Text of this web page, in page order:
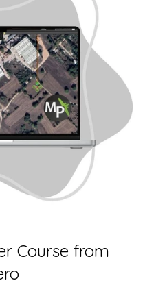
Course from